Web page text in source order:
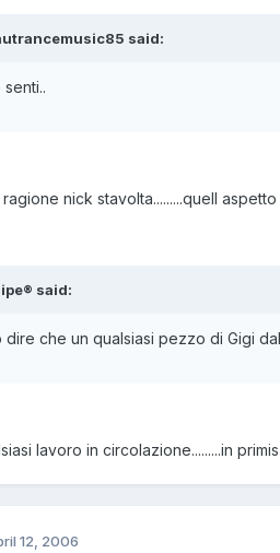
said:
senti..
nick stavolta.........quell
said:
dire che un qualsiasi pezzo di Gigi
lavoro in circolazione.........in
12, 2006